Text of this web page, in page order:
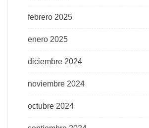
febrero 2025
enero 2025
diciembre 2024
noviembre 2024
octubre 2024